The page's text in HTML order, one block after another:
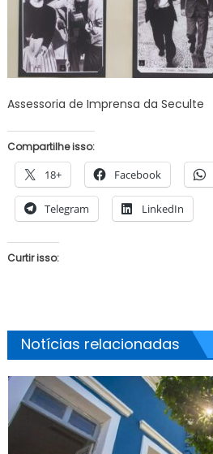
Assessoria de Imprensa da Seculte
Compartilhe isso:
18+ Facebook
Telegram LinkedIn
Curtir isso:
Notícias relacionadas